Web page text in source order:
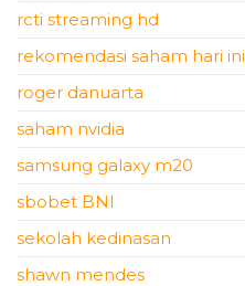
rcti streaming hd
rekomendasi saham hari ini
roger danuarta
saham nvidia
samsung galaxy m20
sbobet BNI
sekolah kedinasan
shawn mendes